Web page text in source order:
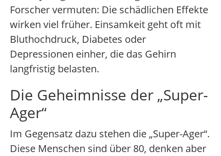
Forscher vermuten: Die schädlichen Effekte
wirken viel früher. Einsamkeit geht oft mit
Bluthochdruck, Diabetes oder
Depressionen einher, die das Gehirn
langfristig belasten.
Die Geheimnisse der „Super-
Ager“
Im Gegensatz dazu stehen die „Super-Ager“.
Diese Menschen sind über 80, denken aber